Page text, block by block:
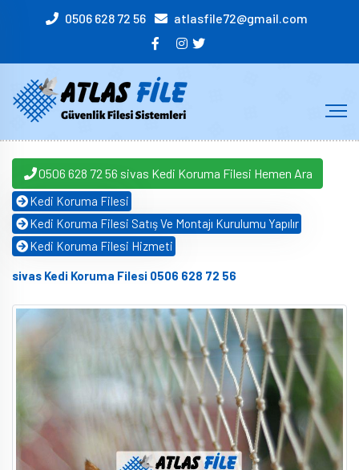
0506 628 72 56 atlasfile72@gmail.com
0506 628 72 56 sivas Kedi Koruma Filesi Hemen Ara
Kedi Koruma Filesi
Kedi Koruma Filesi Satış Ve Montajı Kurulumu Yapılır
Kedi Koruma Filesi Hizmeti
sivas Kedi Koruma Filesi 0506 628 72 56